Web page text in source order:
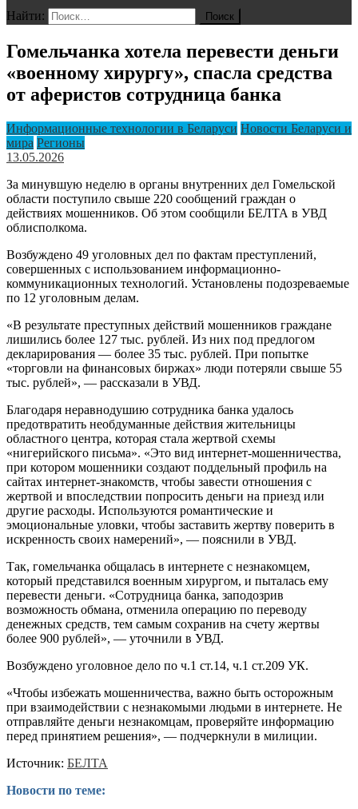
Найти:
Гомельчанка хотела перевести деньги
«военному хирургу», спасла средства
от аферистов сотрудница банка
Информационные технологии в Беларуси Новости Беларуси и
мира Регионы
13.05.2026
За минувшую неделю в органы внутренних дел Гомельской
области поступило свыше 220 сообщений граждан о
действиях мошенников. Об этом сообщили БЕЛТА в УВД
облисполкома.
Возбуждено 49 уголовных дел по фактам преступлений,
совершенных с использованием информационно-
коммуникационных технологий. Установлены подозреваемые
по 12 уголовным делам.
«В результате преступных действий мошенников граждане
лишились более 127 тыс. рублей. Из них под предлогом
декларирования — более 35 тыс. рублей. При попытке
«торговли на финансовых биржах» люди потеряли свыше 55
тыс. рублей», — рассказали в УВД.
Благодаря неравнодушию сотрудника банка удалось
предотвратить необдуманные действия жительницы
областного центра, которая стала жертвой схемы
«нигерийского письма». «Это вид интернет-мошенничества,
при котором мошенники создают поддельный профиль на
сайтах интернет-знакомств, чтобы завести отношения с
жертвой и впоследствии попросить деньги на приезд или
другие расходы. Используются романтические и
эмоциональные уловки, чтобы заставить жертву поверить в
искренность своих намерений», — пояснили в УВД.
Так, гомельчанка общалась в интернете с незнакомцем,
который представился военным хирургом, и пыталась ему
перевести деньги. «Сотрудница банка, заподозрив
возможность обмана, отменила операцию по переводу
денежных средств, тем самым сохранив на счету жертвы
более 900 рублей», — уточнили в УВД.
Возбуждено уголовное дело по ч.1 ст.14, ч.1 ст.209 УК.
«Чтобы избежать мошенничества, важно быть осторожным
при взаимодействии с незнакомыми людьми в интернете. Не
отправляйте деньги незнакомцам, проверяйте информацию
перед принятием решения», — подчеркнули в милиции.
Источник: БЕЛТА
Новости по теме: